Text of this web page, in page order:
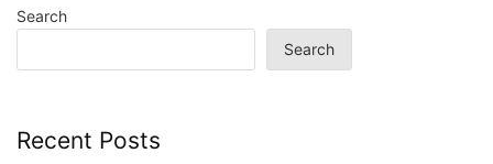
Search
Search
Recent Posts